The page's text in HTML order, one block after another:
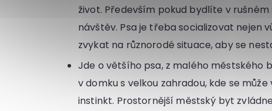
život. Především pokud bydlíte v
návštěv. Psa je třeba socializovat nejen
zvykat na různorodé situace, aby se
Jde o většího psa, z malého městského
v domku s velkou zahradou, kde se
instinkt. Prostornější městský byt